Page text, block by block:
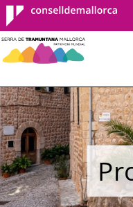
Consell de
Mallorca